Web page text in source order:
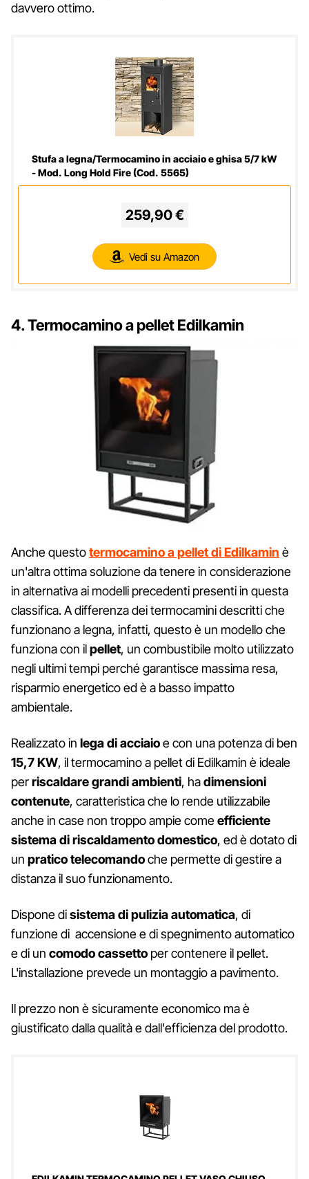
davvero ottimo.
Stufa a legna/Termocamino in acciaio e ghisa 5/7 kW
- Mod. Long Hold Fire (Cod. 5565)
259,90 €
Vedi su Amazon
4. Termocamino a pellet Edilkamin
Anche questotermocamino a pellet di Edilkamin è
un'altra ottima soluzione da tenere in considerazione
in alternativa ai modelli precedenti presenti in questa
classifica. A differenza dei termocamini descritti che
funzionano a legna, infatti, questo è un modello che
funziona con ilpellet, un combustibile molto utilizzato
negli ultimi tempi perché garantisce massima resa,
risparmio energetico ed è a basso impatto
ambientale.
Realizzato in lega di acciaioe con una potenza di ben
15,7 KW, il termocamino a pellet di Edilkamin è ideale
perriscaldare grandi ambienti, hadimensioni
contenute, caratteristica che lo rende utilizzabile
anche in case non troppo ampie comeefficiente
sistema di riscaldamento domestico, ed è dotato di
un pratico telecomandoche permette di gestire a
distanza il suo funzionamento.
Dispone disistema di pulizia automatica, di
funzione di accensione e di spegnimento automatico
e di un comodo cassetto per contenere il pellet.
L'installazione prevede un montaggio a pavimento.
Il prezzo non è sicuramente economico ma è
giustificato dalla qualità e dall'efficienza del prodotto.